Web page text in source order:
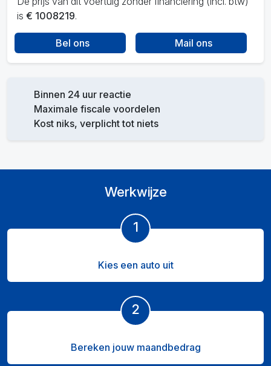
is € 1008219.
Bel ons Mail ons
Binnen 24 uur reactie
Maximale fiscale voordelen
Kost niks, verplicht tot niets
Werkwijze
1
Kies een auto uit
2
Bereken jouw maandbedrag